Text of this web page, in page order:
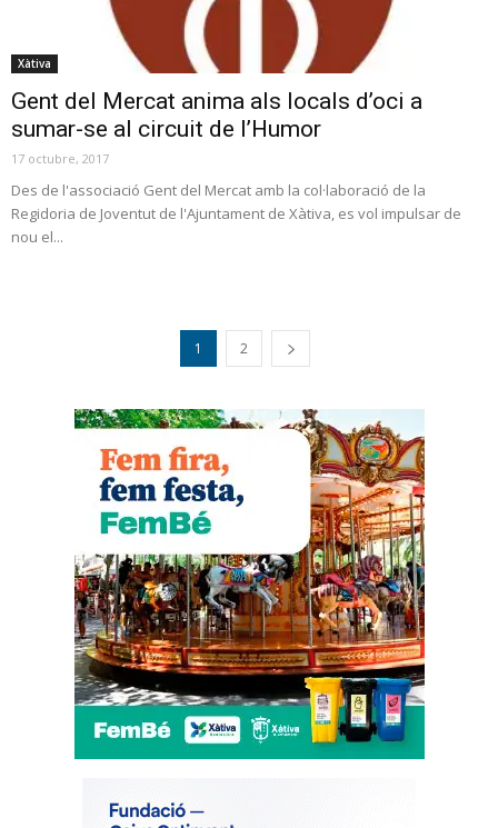
Xàtiva
Gent del Mercat anima als locals d’oci a
sumar-se al circuit de l’Humor
17 octubre, 2017
Des de l'associació Gent del Mercat amb la col·laboració de la
Regidoria de Joventut de l'Ajuntament de Xàtiva, es vol impulsar de
nou el...
1 2